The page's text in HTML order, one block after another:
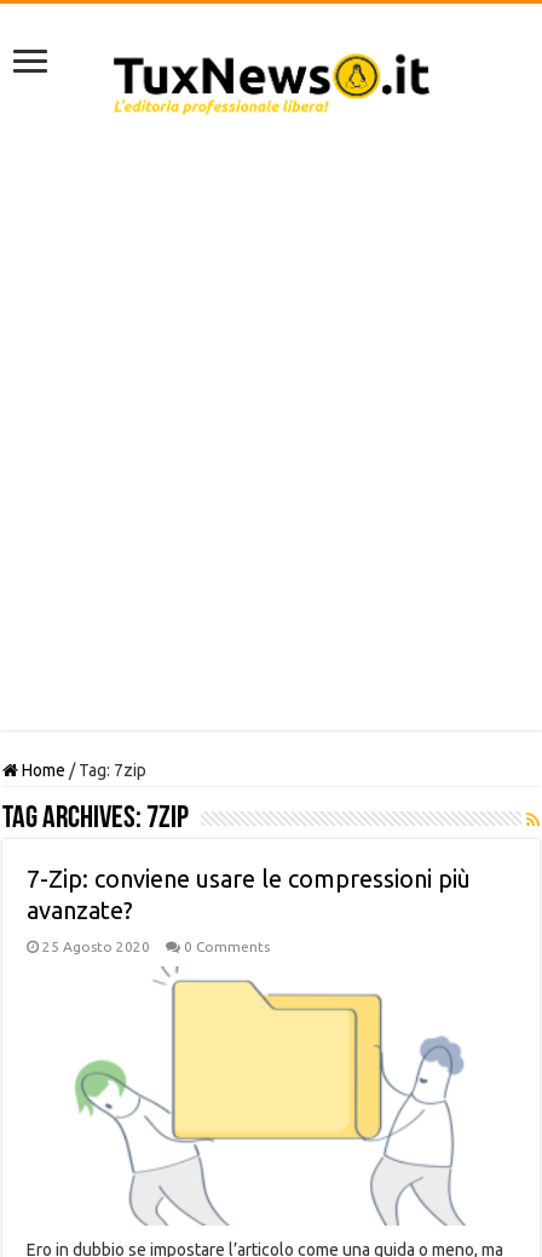
Home / Tag: 7zip
Tag Archives:7zip
7-Zip: conviene usare le compressioni più
avanzate?
25 Agosto 2020 0 Comments
Ero in dubbio se impostare l’articolo come una guida o meno, ma